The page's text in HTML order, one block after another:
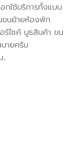
กใช้บริการทั้งแบบ
ขนย้ายห้องพัก
ร์ไซค์ บูธสินค้า ขน
ายครับ
.